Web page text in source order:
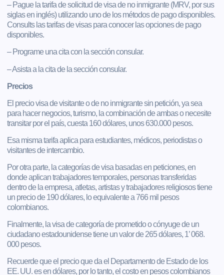
– Pague la tarifa de solicitud de visa de no inmigrante (MRV, por sus
siglas en inglés) utilizando uno de los métodos de pago disponibles.
Consults las tarifas de visas para conocer las opciones de pago
disponibles.
– Programe una cita con la sección consular.
– Asista a la cita de la sección consular.
Precios
El precio visa de visitante o de no inmigrante sin petición, ya sea
para hacer negocios, turismo, la combinación de ambas o necesite
transitar por el país, cuesta 160 dólares, unos 630.000 pesos.
Esa misma tarifa aplica para estudiantes, médicos, periodistas o
visitantes de intercambio.
Por otra parte, la categorías de visa basadas en peticiones, en
donde aplican trabajadores temporales, personas transferidas
dentro de la empresa, atletas, artistas y trabajadores religiosos tiene
un precio de 190 dólares, lo equivalente a 766 mil pesos
colombianos.
Finalmente, la visa de categoría de prometido o cónyuge de un
ciudadano estadounidense tiene un valor de 265 dólares, 1’ 068.
000 pesos.
Recuerde que el precio que da el Departamento de Estado de los
EE. UU. es en dólares, por lo tanto, el costo en pesos colombianos